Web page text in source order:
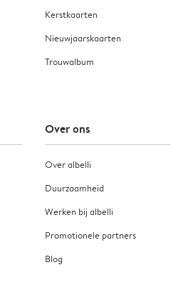
Kerstkaarten
Nieuwjaarskaarten
Trouwalbum
Over ons
Over albelli
Duurzaamheid
Werken bij albelli
Promotionele partners
Blog